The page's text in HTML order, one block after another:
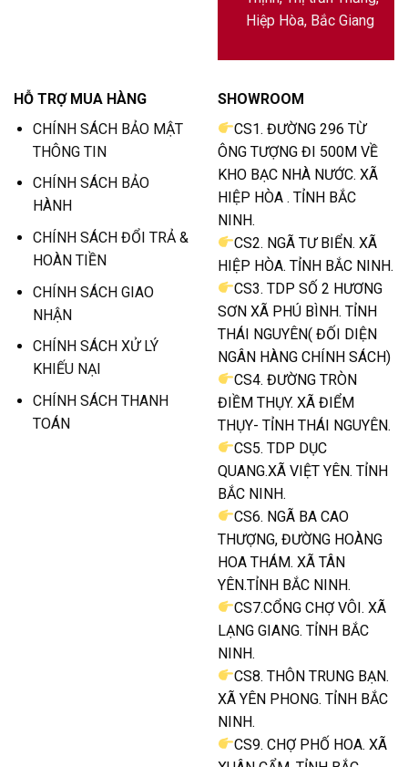
Hiệp Hòa, Bắc Giang
HỖ TRỢ MUA HÀNG
CHÍNH SÁCH BẢO MẬT
THÔNG TIN
CHÍNH SÁCH BẢO
HÀNH
CHÍNH SÁCH ĐỔI TRẢ &
HOÀN TIỀN
CHÍNH SÁCH GIAO
NHẬN
CHÍNH SÁCH XỬ LÝ
KHIẾU NẠI
CHÍNH SÁCH THANH
TOÁN
SHOWROOM
CS1. ĐƯỜNG 296 TỪ
ÔNG TƯỢNG ĐI 500M VỀ
KHO BẠC NHÀ NƯỚC. XÃ
HIỆP HÒA . TỈNH BẮC
NINH.
CS2. NGÃ TƯ BIỂN. XÃ
HIỆP HÒA. TỈNH BẮC NINH.
CS3. TDP SỐ 2 HƯƠNG
SƠN XÃ PHÚ BÌNH. TỈNH
THÁI NGUYÊN( ĐỐI DIỆN
NGÂN HÀNG CHÍNH SÁCH)
CS4. ĐƯỜNG TRÒN
ĐIỀM THỤY. XÃ ĐIỂM
THỤY- TỈNH THÁI NGUYÊN.
CS5. TDP DỤC
QUANG.XÃ VIỆT YÊN. TỈNH
BẮC NINH.
CS6. NGÃ BA CAO
THƯỢNG, ĐƯỜNG HOÀNG
HOA THÁM. XÃ TÂN
YÊN.TỈNH BẮC NINH.
CS7.CỔNG CHỢ VÔI. XÃ
LẠNG GIANG. TỈNH BẮC
NINH.
CS8. THÔN TRUNG BẠN.
XÃ YÊN PHONG. TỈNH BẮC
NINH.
CS9. CHỢ PHỐ HOA. XÃ